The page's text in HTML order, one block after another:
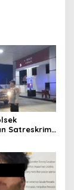
Satreskrim
BBM
Lakaran